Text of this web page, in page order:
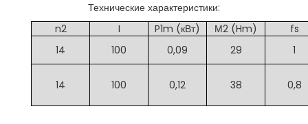
Технические характеристики:
n2
I P1m (кВт) М2 (Hm)
fs
14
100 0,09 29 1
14 100 0,12 38 0,8